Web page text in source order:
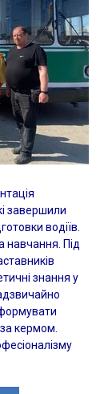
завершили
водіїв.
навчання. Під
знання у
кермом.